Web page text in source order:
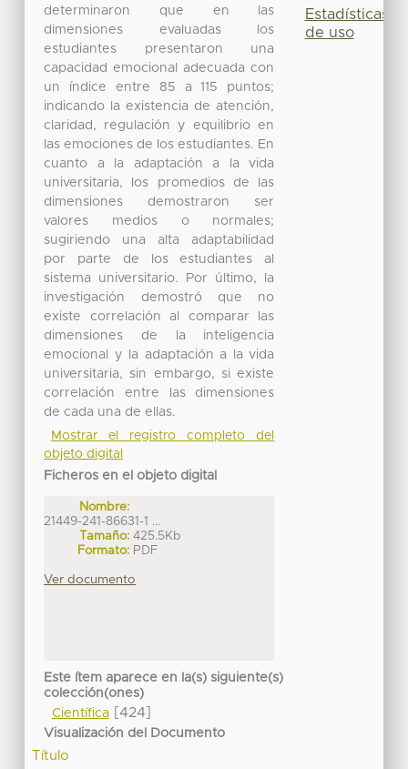
determinaron que en las
dimensiones evaluadas los
estudiantes presentaron una
capacidad emocional adecuada con
un índice entre 85 a 115 puntos;
indicando la existencia de atención,
claridad, regulación y equilibrio en
las emociones de los estudiantes. En
cuanto a la adaptación a la vida
universitaria, los promedios de las
dimensiones demostraron ser
valores medios o normales;
sugiriendo una alta adaptabilidad
por parte de los estudiantes al
sistema universitario. Por último, la
investigación demostró que no
existe correlación al comparar las
dimensiones de la inteligencia
emocional y la adaptación a la vida
universitaria, sin embargo, si existe
correlación entre las dimensiones
de cada una de ellas.
Mostrar el registro completo del
objeto digital
Ficheros en el objeto digital
Nombre:
21449-241-86631-1 ...
Tamaño: 425.5Kb
Formato: PDF
Ver documento
Este ítem aparece en la(s) siguiente(s)
colección(ones)
Científica[424]
Visualización del Documento
Título
Estadísticas
de uso